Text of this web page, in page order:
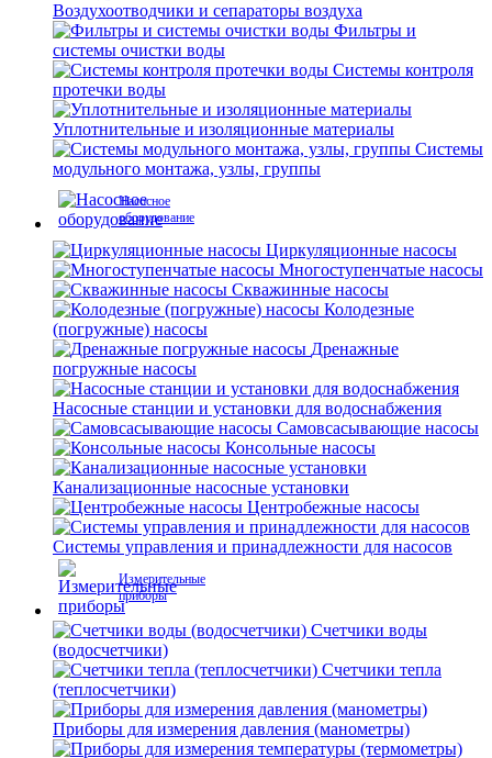
Воздухоотводчики и сепараторы воздуха
Фильтры и
системы очистки воды
Системы контроля
протечки воды
Уплотнительные и изоляционные материалы
Системы
модульного монтажа, узлы, группы
Насосное
оборудование
Циркуляционные насосы
Многоступенчатые насосы
Скважинные насосы
Колодезные
(погружные) насосы
Дренажные
погружные насосы
Насосные станции и установки для водоснабжения
Самовсасывающие насосы
Консольные насосы
Канализационные насосные установки
Центробежные насосы
Системы управления и принадлежности для насосов
Измерительные
приборы
Счетчики воды
(водосчетчики)
Счетчики тепла
(теплосчетчики)
Приборы для измерения давления (манометры)